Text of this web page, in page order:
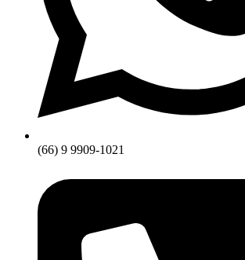
(66) 9 9909-1021